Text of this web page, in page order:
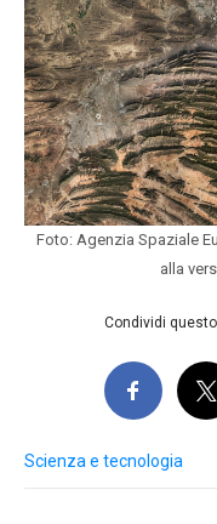
Foto: Agenzia Spaziale
alla
Condividi
Scienza e tecnologia